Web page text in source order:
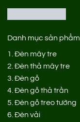
Danh mục sản phẩm
1. Đèn mây tre
2. Đèn thả mây tre
3. Đèn gỗ
4. Đèn gỗ thả trần
5. Đèn gỗ treo tường
6. Đèn vải